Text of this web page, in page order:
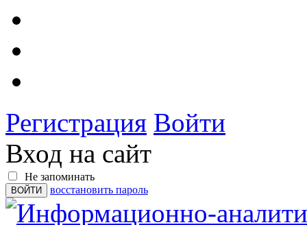
Регистрация Войти
Вход на сайт
Не запоминать
восстановить пароль